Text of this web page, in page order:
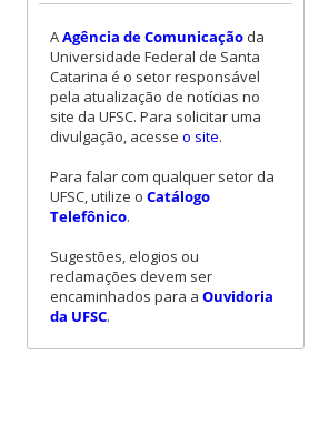
AAgência de Comunicaçãoda
Universidade Federal de Santa
Catarina é o setor responsável
pela atualização de notícias no
site da UFSC. Para solicitar uma
divulgação, acesse o site.
Para falar com qualquer setor da
UFSC, utilize o Catálogo
Telefônico.
Sugestões, elogios ou
reclamações devem ser
encaminhados para a Ouvidoria
da UFSC.